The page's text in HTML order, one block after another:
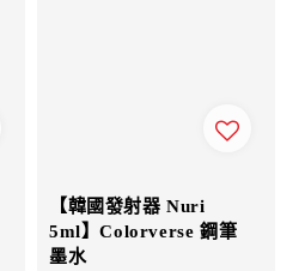
【韓國發射器 Nuri
5ml】Colorverse 鋼筆
墨水